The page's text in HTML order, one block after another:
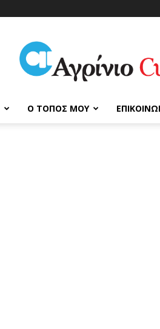
ΑγρίνιοCulture
Ο ΤΌΠΟΣ ΜΟΥ